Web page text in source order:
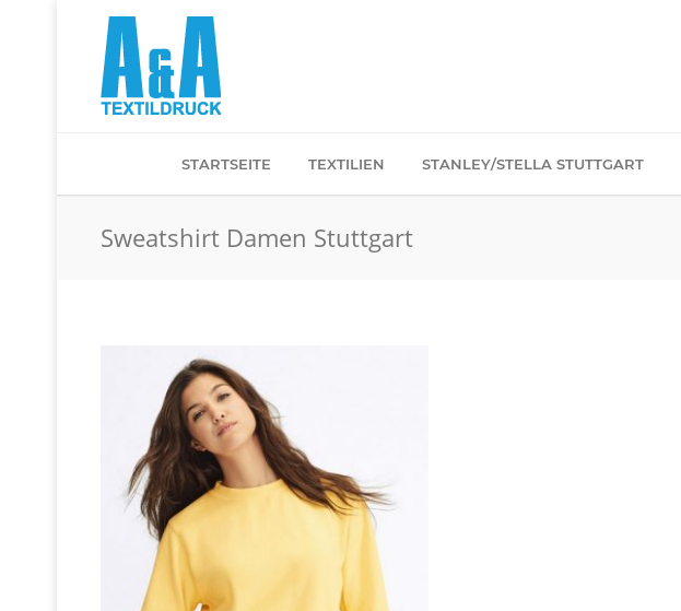
STARTSEITE TEXTILIEN STANLEY/STELLA STUTTGART
Sweatshirt Damen Stuttgart